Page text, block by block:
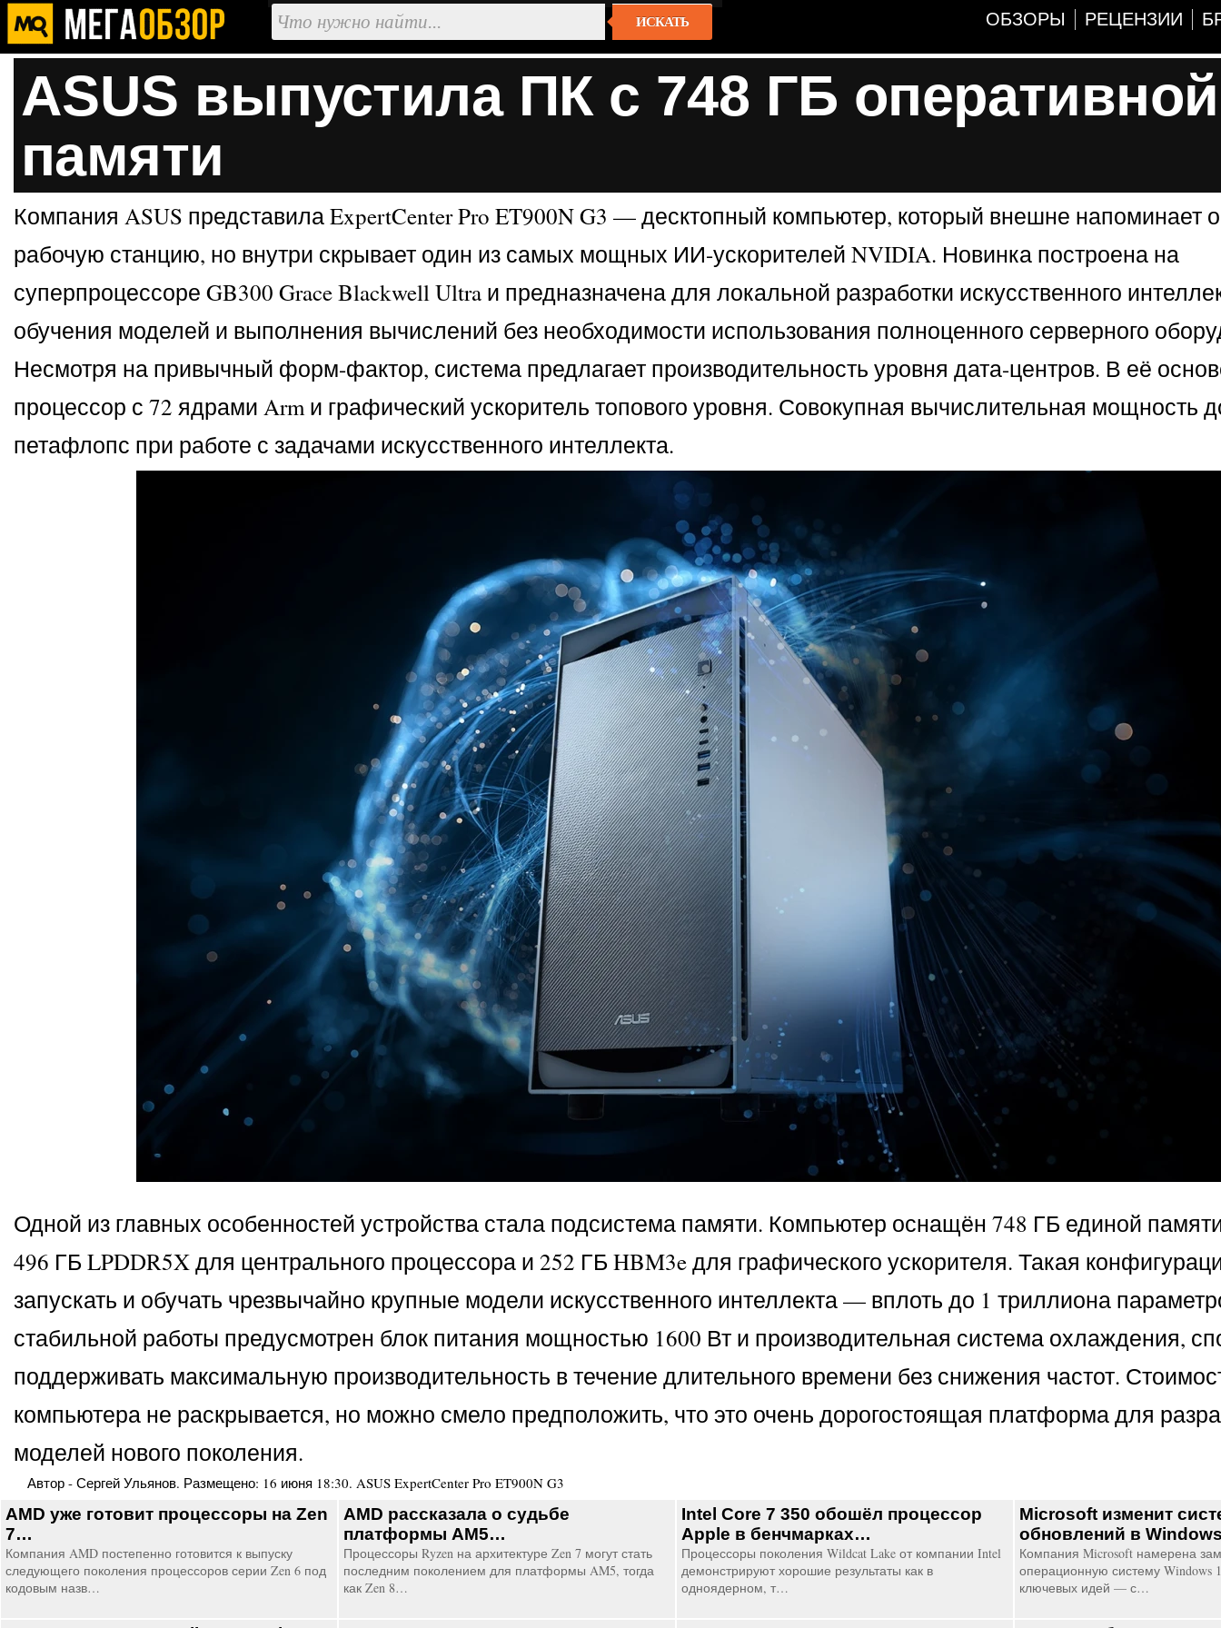
ИСКАТЬ ОБЗОРЫ РЕЦЕНЗИИ
ASUS выпустила ПК с 748 ГБ оперативной
памяти
Компания ASUS представила ExpertCenter Pro ET900N G3 — десктопный компьютер, который внешне напоминает
рабочую станцию, но внутри скрывает один из самых мощных ИИ-ускорителей NVIDIA. Новинка построена на
суперпроцессоре GB300 Grace Blackwell Ultra и предназначена для локальной разработки искусственного
обучения моделей и выполнения вычислений без необходимости использования полноценного серверного
Несмотря на привычный форм-фактор, система предлагает производительность уровня дата-центров. В её
процессор с 72 ядрами Arm и графический ускоритель топового уровня. Совокупная вычислительная мощность
петафлопс при работе с задачами искусственного интеллекта.
Одной из главных особенностей устройства стала подсистема памяти. Компьютер оснащён 748 ГБ единой
496 ГБ LPDDR5X для центрального процессора и 252 ГБ HBM3e для графического ускорителя. Такая
запускать и обучать чрезвычайно крупные модели искусственного интеллекта — вплоть до 1 триллиона
стабильной работы предусмотрен блок питания мощностью 1600 Вт и производительная система охлаждения,
поддерживать максимальную производительность в течение длительного времени без снижения частот.
компьютера не раскрывается, но можно смело предположить, что это очень дорогостоящая платформа для
моделей нового поколения.
Автор - Сергей Ульянов. Размещено: 16 июня 18:30. ASUS ExpertCenter Pro ET900N G3
AMD уже готовит процессоры на Zen
7…
Компания AMD постепенно готовится к выпуску
следующего поколения процессоров серии Zen 6 под
кодовым назв…
AMD рассказала о судьбе
платформы AM5…
Процессоры Ryzen на архитектуре Zen 7 могут стать
последним поколением для платформы AM5, тогда
как Zen 8…
Intel Core 7 350 обошёл процессор
Apple в бенчмарках…
Процессоры поколения Wildcat Lake от компании Intel
демонстрируют хорошие результаты как в
одноядерном, т…
Microsoft изменит
обновлений в
Компания Microsoft намерена
операционную систему Windows
ключевых идей — с…